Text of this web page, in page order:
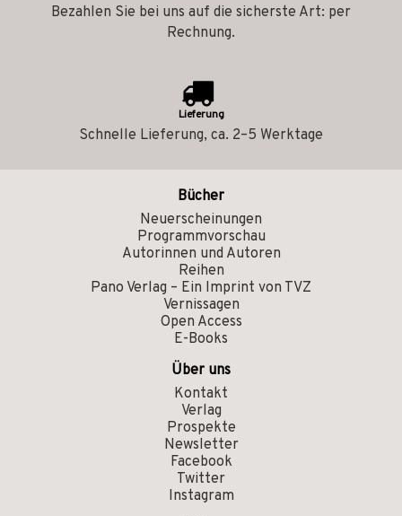
Bezahlen Sie bei uns auf die sicherste Art: per
Rechnung.
Lieferung
Schnelle Lieferung, ca. 2–5 Werktage
Bücher
Neuerscheinungen
Programmvorschau
Autorinnen und Autoren
Reihen
Pano Verlag – Ein Imprint von TVZ
Vernissagen
Open Access
E-Books
Über uns
Kontakt
Verlag
Prospekte
Newsletter
Facebook
Twitter
Instagram